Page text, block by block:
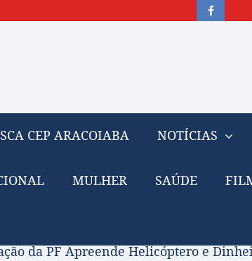
CEP ARACOIABA NOTÍCIAS
MULHER SAÚDE
da PF Apreende Helicóptero e